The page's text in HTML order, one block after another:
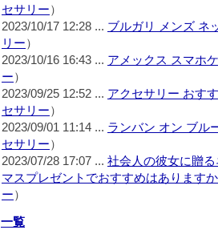
セサリー）
2023/10/17 12:28 ... ブルガリ メンズ ネ
リー）
2023/10/16 16:43 ... アメックス スマホ
ー）
2023/09/25 12:52 ... アクセサリー おす
セサリー）
2023/09/01 11:14 ... ランバン オン ブル
セサリー）
2023/07/28 17:07 ... 社会人の彼女に贈
マスプレゼントでおすすめはあります
ー）
一覧